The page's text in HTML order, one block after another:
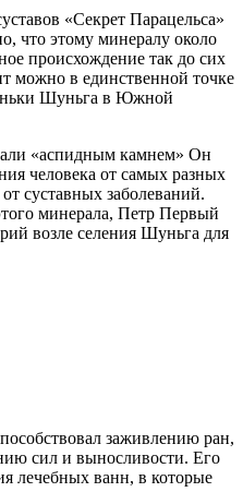
«Секрет Парацельса»
что этому минералу около
происхождение так до сих
можно в единственной точке
Шуньга в Южной
«аспидным камнем» Он
человека от самых разных
суставных заболеваний.
минерала, Петр Первый
возле селения Шуньга для
заживлению ран,
сил и выносливости. Его
лечебных ванн, в которые